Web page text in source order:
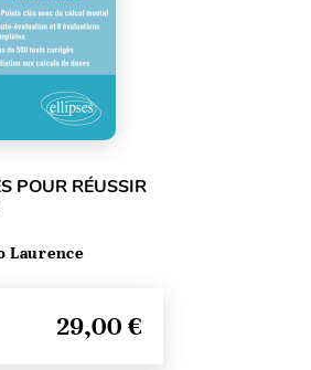
POUR RÉUSSIR
Laurence
29,00 €